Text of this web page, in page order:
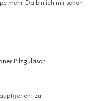
mehr. Da bin ich mir schon
zu